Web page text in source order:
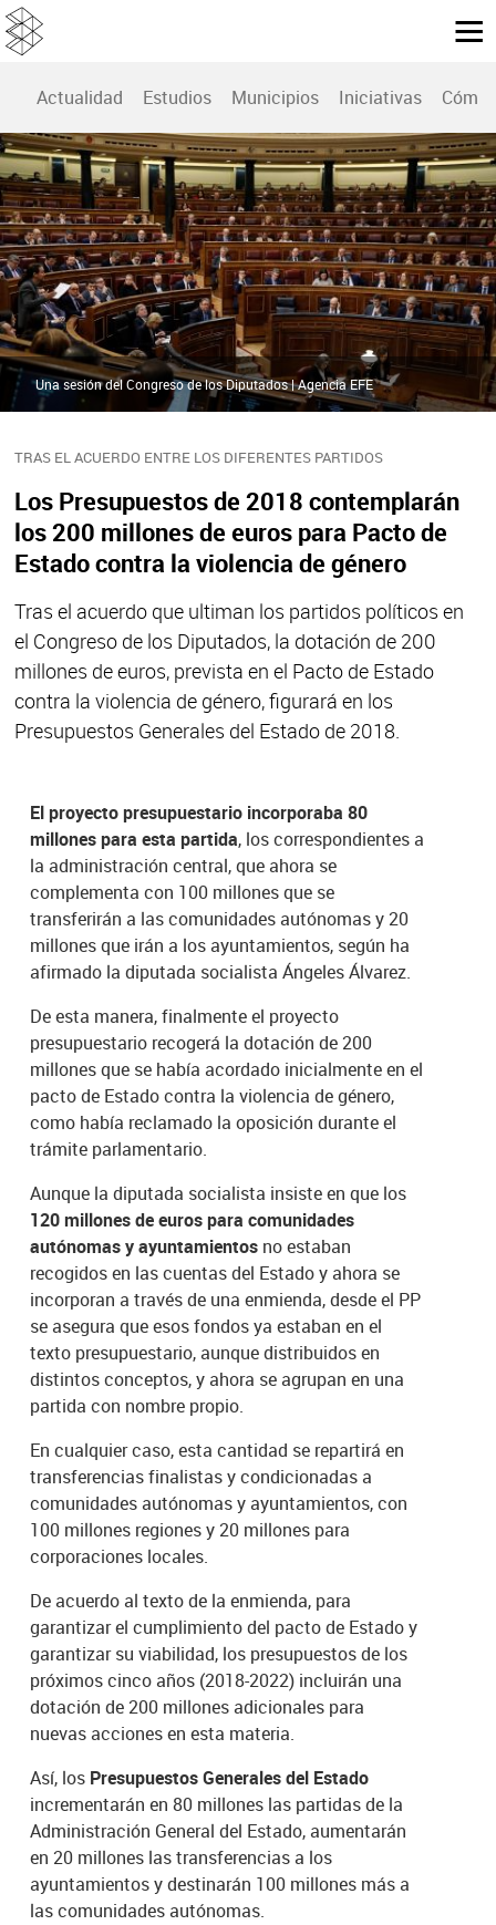
Actualidad Estudios Municipios Iniciativas Cómo
TRAS EL ACUERDO ENTRE LOS DIFERENTES PARTIDOS
Los Presupuestos de 2018 contemplarán
los 200 millones de euros para Pacto de
Estado contra la violencia de género
Tras el acuerdo que ultiman los partidos políticos en
el Congreso de los Diputados, la dotación de 200
millones de euros, prevista en el Pacto de Estado
contra la violencia de género, figurará en los
Presupuestos Generales del Estado de 2018.
Una sesión del Congreso de los Diputados | Agencia EFE
El proyecto presupuestario incorporaba 80
millones para esta partida, los correspondientes a
la administración central, que ahora se
complementa con 100 millones que se
transferirán a las comunidades autónomas y 20
millones que irán a los ayuntamientos, según ha
afirmado la diputada socialista Ángeles Álvarez.
De esta manera, finalmente el proyecto
presupuestario recogerá la dotación de 200
millones que se había acordado inicialmente en el
pacto de Estado contra la violencia de género,
como había reclamado la oposición durante el
trámite parlamentario.
Aunque la diputada socialista insiste en que los
120 millones de euros para comunidades
autónomas y ayuntamientos no estaban
recogidos en las cuentas del Estado y ahora se
incorporan a través de una enmienda, desde el PP
se asegura que esos fondos ya estaban en el
texto presupuestario, aunque distribuidos en
distintos conceptos, y ahora se agrupan en una
partida con nombre propio.
En cualquier caso, esta cantidad se repartirá en
transferencias finalistas y condicionadas a
comunidades autónomas y ayuntamientos, con
100 millones regiones y 20 millones para
corporaciones locales.
De acuerdo al texto de la enmienda, para
garantizar el cumplimiento del pacto de Estado y
garantizar su viabilidad, los presupuestos de los
próximos cinco años (2018-2022) incluirán una
dotación de 200 millones adicionales para
nuevas acciones en esta materia.
Así, los Presupuestos Generales del Estado
incrementarán en 80 millones las partidas de la
Administración General del Estado, aumentarán
en 20 millones las transferencias a los
ayuntamientos y destinarán 100 millones más a
las comunidades autónomas.